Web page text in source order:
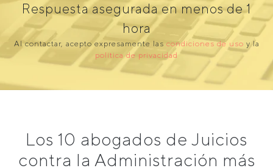
Respuesta asegurada en menos de 1
hora
Al contactar, acepto expresamente las condiciones de uso y la
política de privacidad
Los 10 abogados de Juicios
contra la Administración más